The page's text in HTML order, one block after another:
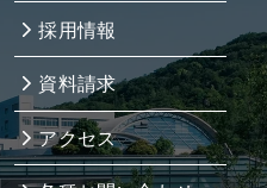
採用情報
資料請求
アクセス